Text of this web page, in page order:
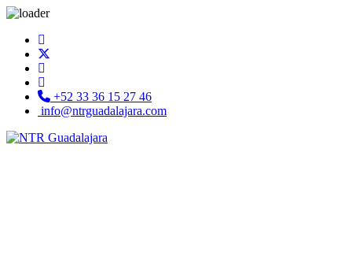
+52 33 36 15 27 46
info@ntrguadalajara.com